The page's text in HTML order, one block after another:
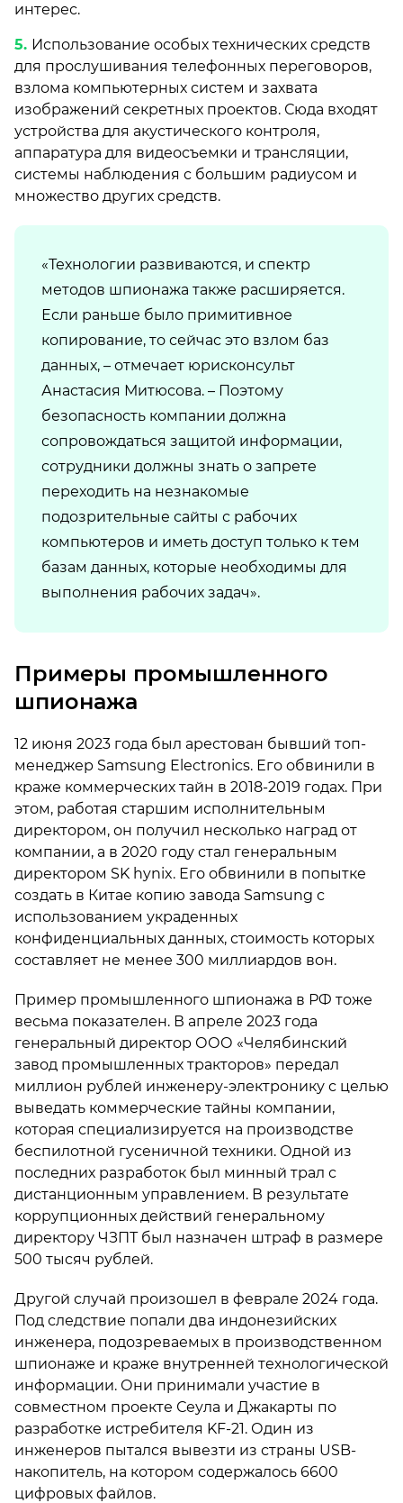
интерес.
Использование особых технических средств
для прослушивания телефонных переговоров,
взлома компьютерных систем и захвата
изображений секретных проектов. Сюда входят
устройства для акустического контроля,
аппаратура для видеосъемки и трансляции,
системы наблюдения с большим радиусом и
множество других средств.
«Технологии развиваются, и спектр
методов шпионажа также расширяется.
Если раньше было примитивное
копирование, то сейчас это взлом баз
данных, – отмечает юрисконсульт
Анастасия Митюсова. – Поэтому
безопасность компании должна
сопровождаться защитой информации,
сотрудники должны знать о запрете
переходить на незнакомые
подозрительные сайты с рабочих
компьютеров и иметь доступ только к тем
базам данных, которые необходимы для
выполнения рабочих задач».
Примеры промышленного
шпионажа
12 июня 2023 года был арестован бывший топ-
менеджер Samsung Electronics. Его обвинили в
краже коммерческих тайн в 2018-2019 годах. При
этом, работая старшим исполнительным
директором, он получил несколько наград от
компании, а в 2020 году стал генеральным
директором SK hynix. Его обвинили в попытке
создать в Китае копию завода Samsung с
использованием украденных
конфиденциальных данных, стоимость которых
составляет не менее 300 миллиардов вон.
Пример промышленного шпионажа в РФ тоже
весьма показателен. В апреле 2023 года
генеральный директор ООО «Челябинский
завод промышленных тракторов» передал
миллион рублей инженеру-электронику с целью
выведать коммерческие тайны компании,
которая специализируется на производстве
беспилотной гусеничной техники. Одной из
последних разработок был минный трал с
дистанционным управлением. В результате
коррупционных действий генеральному
директору ЧЗПТ был назначен штраф в размере
500 тысяч рублей.
Другой случай произошел в феврале 2024 года.
Под следствие попали два индонезийских
инженера, подозреваемых в производственном
шпионаже и краже внутренней технологической
информации. Они принимали участие в
совместном проекте Сеула и Джакарты по
разработке истребителя KF-21. Один из
инженеров пытался вывезти из страны USB-
накопитель, на котором содержалось 6600
цифровых файлов.